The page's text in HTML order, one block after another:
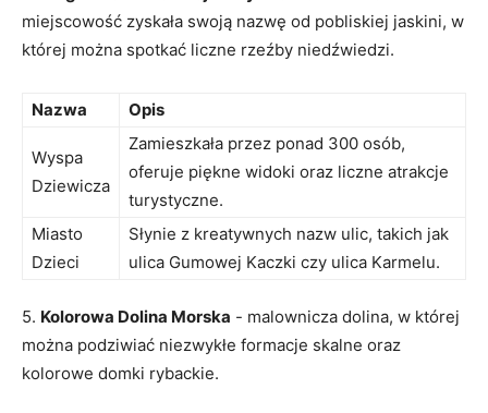
miejscowość‍ zyskała swoją‍ nazwę od pobliskiej jaskini, ⁣w
której‌ można spotkać liczne rzeźby niedźwiedzi.
Nazwa Opis
Wyspa
Dziewicza
Zamieszkała przez ponad 300 osób,
oferuje piękne widoki oraz liczne atrakcje
turystyczne.
Miasto​
Dzieci
Słynie z ‍kreatywnych nazw ​ulic, takich ‌jak
ulica Gumowej Kaczki czy ulica Karmelu.
5. Kolorowa⁢ Dolina ​Morska ⁢- malownicza dolina, w ⁢której
można podziwiać niezwykłe ​formacje skalne oraz
kolorowe domki rybackie.